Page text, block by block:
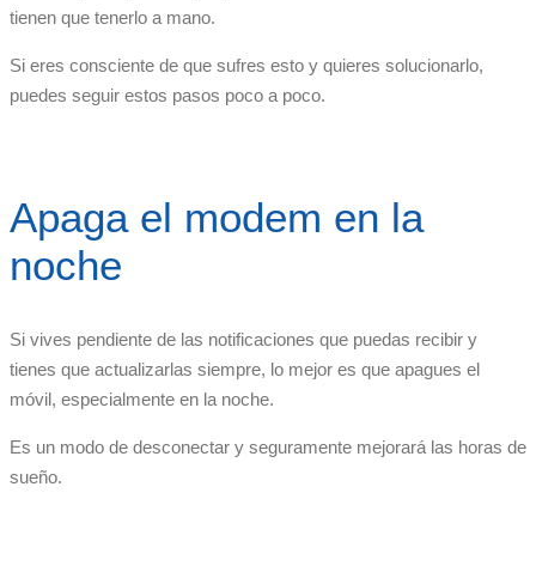
tienen que tenerlo a mano.
Si eres consciente de que sufres esto y quieres solucionarlo,
puedes seguir estos pasos poco a poco.
Apaga el modem en la
noche
Si vives pendiente de las notificaciones que puedas recibir y
tienes que actualizarlas siempre, lo mejor es que apagues el
móvil, especialmente en la noche.
Es un modo de desconectar y seguramente mejorará las horas de
sueño.